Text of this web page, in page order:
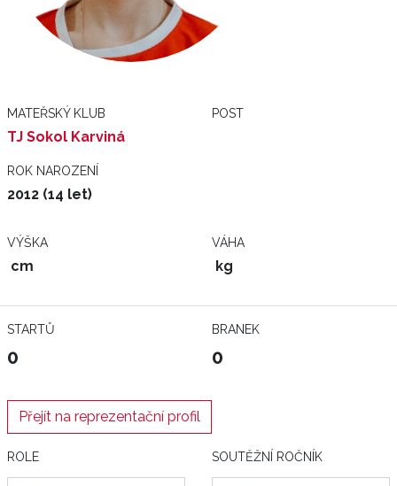
MATEŘSKÝ KLUB
TJ Sokol Karviná
POST
ROK NAROZENÍ
2012 (14 let)
VÝŠKA
cm
VÁHA
kg
STARTŮ
0
BRANEK
0
Přejít na reprezentační profil
ROLE SOUTĚŽNÍ ROČNÍK